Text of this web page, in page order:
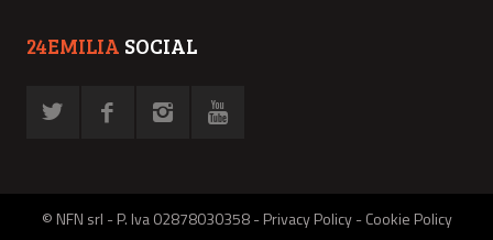
24EMILIA SOCIAL
© NFN srl - P. Iva 02878030358 -Privacy Policy-Cookie Policy